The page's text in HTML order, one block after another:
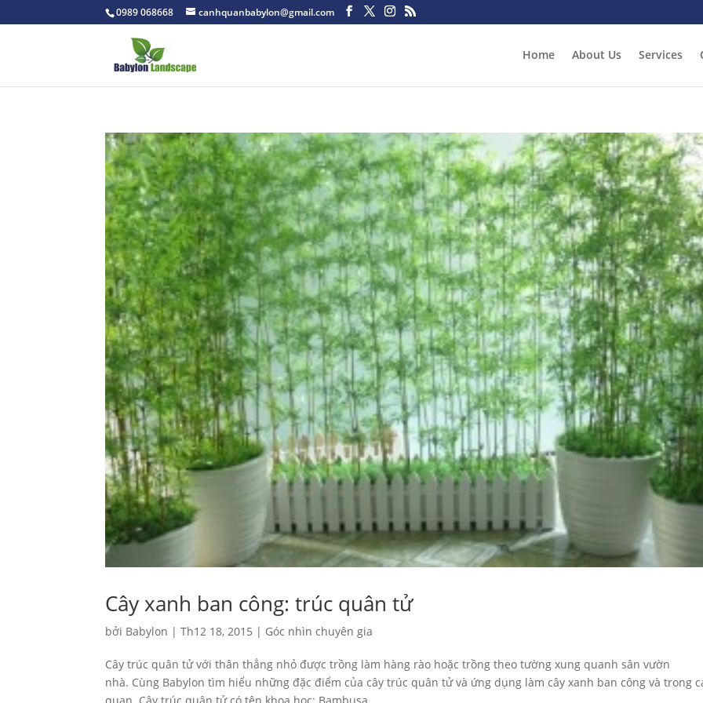
0989 068668 canhquanbabylon@gmail.com
Home About Us Services
Cây xanh ban công: trúc quân tử
bởi Babylon |Th12 18, 2015 | Góc nhìn chuyên gia
Cây trúc quân tử với thân thẳng nhỏ được trồng làm hàng rào hoặc trồng theo tường xung quanh sân vườn
nhà. Cùng Babylon tìm hiểu những đặc điểm của cây trúc quân tử và ứng dụng làm cây xanh ban công và trong